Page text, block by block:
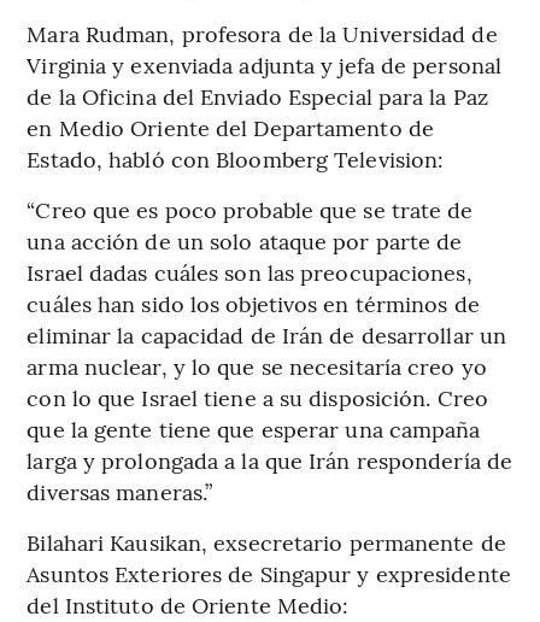
Mara Rudman, profesora de la Universidad de
Virginia y exenviada adjunta y jefa de personal
de la Oficina del Enviado Especial para la Paz
en Medio Oriente del Departamento de
Estado, habló con Bloomberg Television:
“Creo que es poco probable que se trate de
una acción de un solo ataque por parte de
Israel dadas cuáles son las preocupaciones,
cuáles han sido los objetivos en términos de
eliminar la capacidad de Irán de desarrollar un
arma nuclear, y lo que se necesitaría creo yo
con lo que Israel tiene a su disposición. Creo
que la gente tiene que esperar una campaña
larga y prolongada a la que Irán respondería de
diversas maneras.”
Bilahari Kausikan, exsecretario permanente de
Asuntos Exteriores de Singapur y expresidente
del Instituto de Oriente Medio: